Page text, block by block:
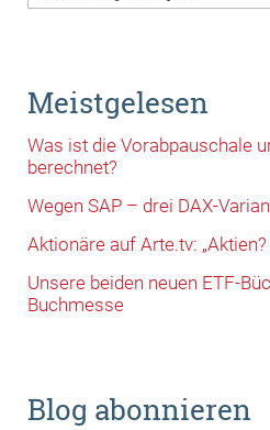
Meistgelesen
Was ist die Vorabpauschale
berechnet?
Wegen SAP – drei DAX-
Aktionäre auf Arte.tv: „Aktien?
Unsere beiden neuen ETF-
Buchmesse
Blog abonnieren